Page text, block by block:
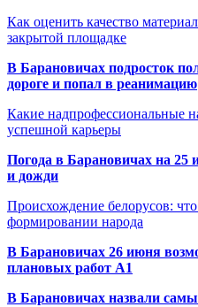
Как оценить качество
закрытой площадке
В Барановичах подросток
дороге и попал в реанимацию
Какие надпрофессиональные
успешной карьеры
Погода в Барановичах на 25
и дожди
Происхождение белорусов:
формировании народа
В Барановичах 26 июня
плановых работ A1
В Барановичах назвали